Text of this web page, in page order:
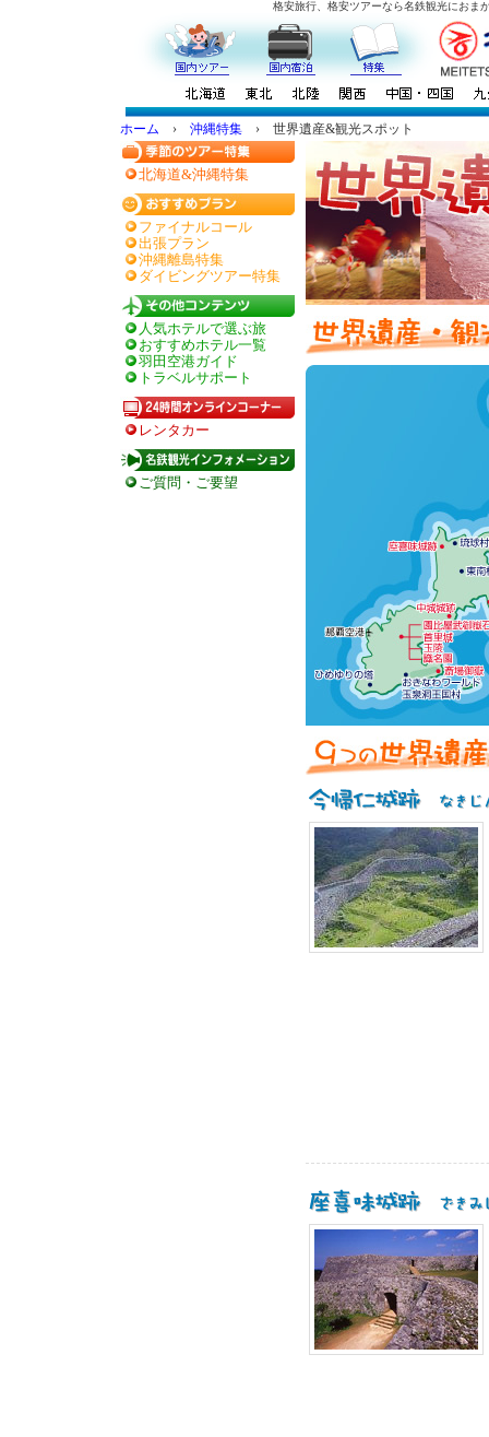
格安旅行、格安ツアーなら名鉄観光におま
ホーム › 沖縄特集 › 世界遺産&観光スポット
北海道&沖縄特集
ファイナルコール
出張プラン
沖縄離島特集
ダイビングツアー特集
人気ホテルで選ぶ旅
おすすめホテル一覧
羽田空港ガイド
トラベルサポート
レンタカー
ご質問・ご要望